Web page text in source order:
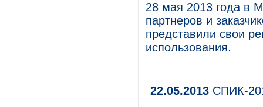
28 мая 2013 года в
партнеров и
представили свои
использования.
22.05.2013 СПИК-